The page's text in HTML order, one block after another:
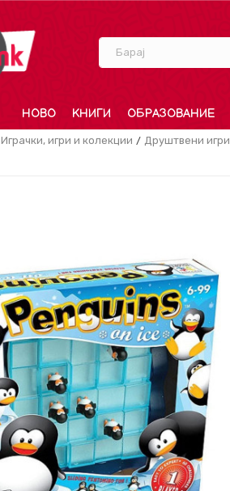
Барај
НОВО КНИГИ ОБРАЗОВАНИЕ
Играчки, игри и колекции Друштвени игри